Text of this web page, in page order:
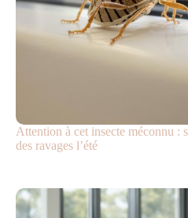
Attention à cet insecte méconnu :
des ravages l’été